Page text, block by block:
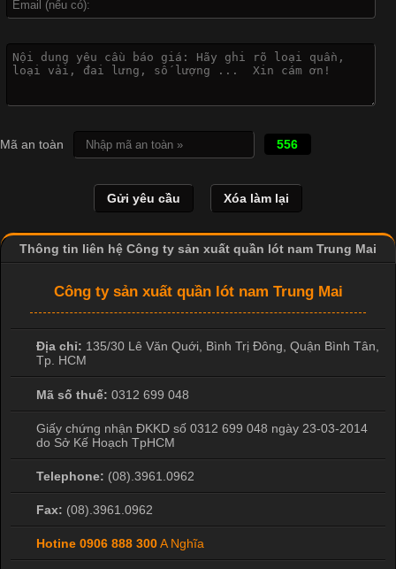
Đại
Cập nhật 2026-04-21 15:41:03
In Chuyển Nhiệt Là Gì? Công Nghệ In Hiện Đại Trong Ngành
May Mặc Trong ngành in ấn và thời trang, in chuyển nhiệt đang
hình ảnh sắc nét và bền màu. Đặc biệt, kỹ thuật này được ứng
dụng rộng rãi trong sản xuất áo thun, đồ thể thao
Mã an toàn 556
Thông tin liên hệ Công ty sản xuất quần lót nam Trung Mai
Công ty sản xuất quần lót nam Trung Mai
Địa chỉ: 135/30 Lê Văn Quới, Bình Trị Đông, Quận Bình Tân,
Tp. HCM
Mã số thuế: 0312 699 048
Giấy chứng nhận ĐKKD số 0312 699 048 ngày 23-03-2014
do Sở Kế Hoạch TpHCM
Telephone: (08).3961.0962
Fax: (08).3961.0962
Hotine 0906 888 300A Nghĩa